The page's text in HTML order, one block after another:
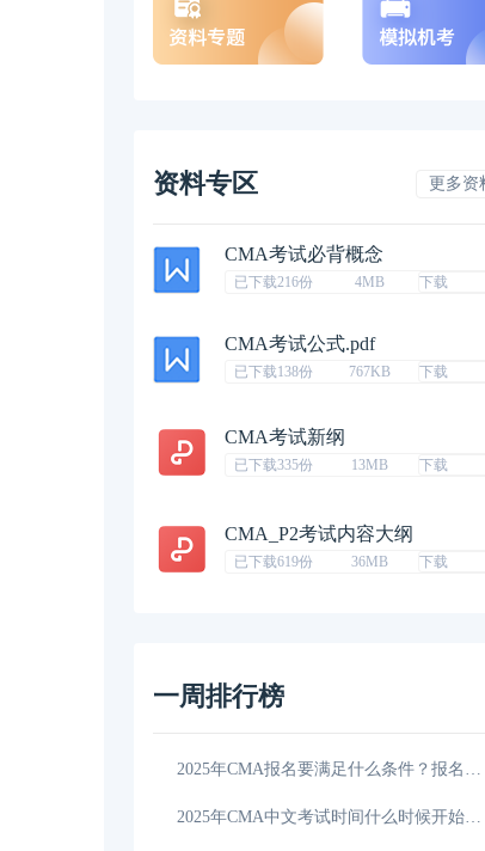
资料专区 更多资
CMA考试必背概念
已下载216份 4MB 下载
CMA考试公式.pdf
已下载138份 767KB 下载
CMA考试新纲
已下载335份 13MB 下载
CMA_P2考试内容大纲
已下载619份 36MB 下载
一周排行榜
2025年CMA报名要满足什么条件？报名网站是哪一个？
2025年CMA中文考试时间什么时候开始？（附报考条件、科目）